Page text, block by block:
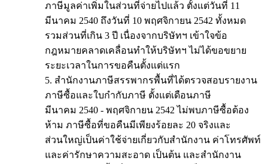
ภาษีมูลค่าเพิ่มในส่วนที่จ่ายไปแล้ว ตั้งแต่วันที่ 11
มีนาคม 2540 ถึงวันที่ 10 พฤศจิกายน 2542 ทั้งหมด
รวมส่วนที่เกิน 3 ปี เนื่องจากบริษัทฯ เข้าใจข้อ
กฎหมายคลาดเคลื่อนทำให้บริษัทฯ ไม่ได้ขอขยาย
ระยะเวลาในการขอคืนตั้งแต่แรก
5. สำนักงานภาษีสรรพากรพื้นที่ได้ตรวจสอบรายงาน
ภาษีซื้อและใบกำกับภาษี ตั้งแต่เดือนภาษี
มีนาคม 2540 - พฤศจิกายน 2542 ไม่พบภาษีซื้อต้อง
ห้าม ภาษีซื้อที่ขอคืนมีเพียงร้อยละ 20 จริงและ
ส่วนใหญ่เป็นค่าใช้จ่ายเกี่ยวกับสำนักงาน ค่าโทรศัพท์
และค่ารักษาความสะอาด เป็นต้น และสำนักงาน